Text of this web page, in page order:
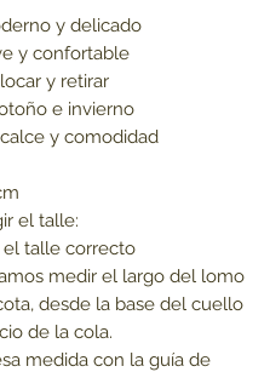
y delicado
y confortable
y retirar
e invierno
y comodidad
el talle:
el talle correcto
medir el largo del lomo
desde la base del cuello
de la cola.
medida con la guía de